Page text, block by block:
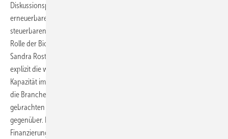
Diskussionsprozesses in einen Finanzierungsrahmen für
erneuerbaren Energien und in einen Finanzierungsrahmen für
steuerbaren Kapazitäten. Diese Aufteilung werde der spezifischen
Rolle der Bioenergie nicht gerecht, heißt es.
Sandra Rostek, betont: „Es ist sehr zu begrüßen, dass das Ministerium
explizit die wichtige Rolle von Bioenergieanlagen als steuerbare
Kapazität im zukünftigen Stromsystem anerkennt. Auf dieses Signal hat
die Branche lange gewartet. Auch einem vom Ministerium ins Spiel
gebrachten Kapazitätsmarkt stehen wir grundsätzlich offen
gegenüber. In der im Optionenpapier dargestellten Form, die den
Finanzierungsrahmen für Erneuerbaren Energien einem